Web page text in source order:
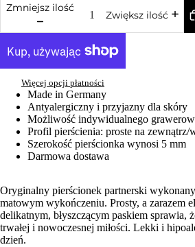
Zmniejsz ilość
Zwiększ ilość
Więcej opcji płatności
Made in Germany
Antyalergiczny i przyjazny dla skóry
Możliwość indywidualnego
Profil pierścienia: proste na zewnątrz/
Szerokość pierścionka wynosi 5 mm
Darmowa dostawa
Oryginalny pierścionek partnerski
matowym wykończeniu. Prosty, a zarazem
delikatnym, błyszczącym paskiem sprawia,
trwałej i nowoczesnej miłości. Lekki i
dzień.